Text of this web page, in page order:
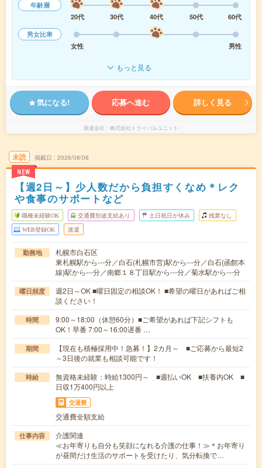
年齢層
20代
30代 40代 50代
60代
男女比率
女性
男性
もっと見る
気になる! 応募へ進む 詳しく見る
派遣会社 株式会社トライバルユニット
未読
NEW
掲載日 2026/08/06
【週2日～】少人数だから負担すくなめ＊レク
や食事のサポートなど
職種未経験OK 交通費別途支給あり 土日祝日が休み 残業なし
WEB登録OK 派遣
勤務地
札幌市白石区
東札幌駅から---分／白石(札幌市営)駅から---分／白石(函館本
線)駅から---分／南郷１８丁目駅から---分／菊水駅から---分
曜日頻度
週2日～OK ■曜日固定の相談OK！ ■希望の曜日があればご相
談ください！
時間
9:00～18:00（休憩60分）■ご希望があれば下記シフトも
OK！早番 7:00～16:00遅番 …
期間
【現在も積極採用中！急募！】2カ月～ ■ご応募から最短2
～3日後の就業も相談可能です！
時給
無資格未経験：時給1300円～ ■週払いOK ■扶養内OK ■
日収1万400円以上
交通費
交通費全額支給
仕事内容
介護関連
≪お年寄りも自分も笑顔になれる介護の仕事！≫＊お年寄り
が昼間だけ生活のサポートを受けたり、気分転換で…